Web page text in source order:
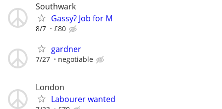
Southwark
Gassy? Job for M
8/7 £80
gardner
7/27 negotiable
London
Labourer wanted